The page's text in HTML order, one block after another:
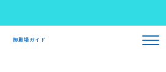
御殿場ガイド